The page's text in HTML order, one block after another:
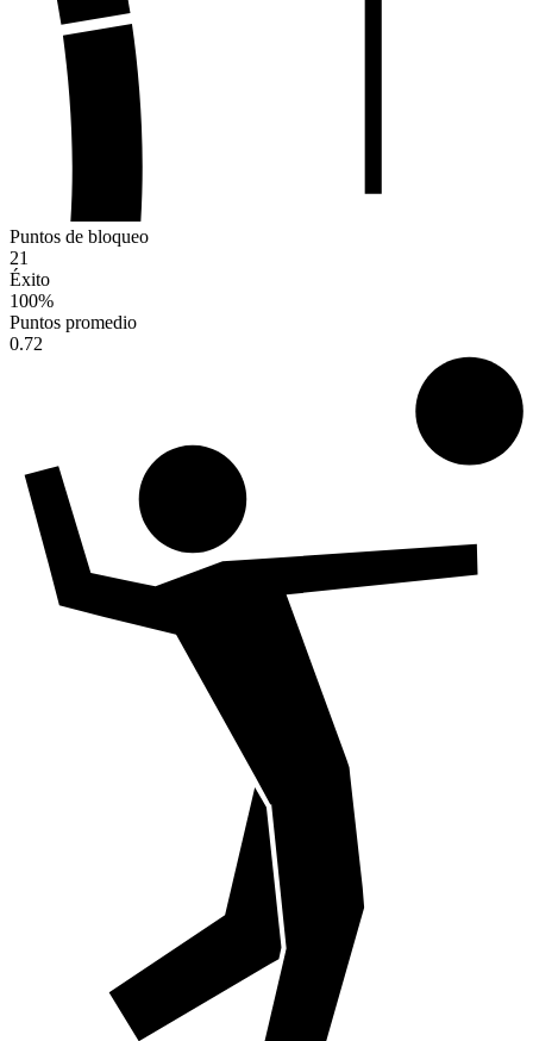
Puntos de bloqueo
21
Éxito
100%
Puntos promedio
0.72